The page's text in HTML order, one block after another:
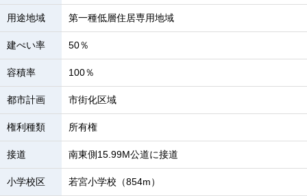
用途地域 第一種低層住居専用地域
建ぺい率 50％
容積率 100％
都市計画 市街化区域
権利種類 所有権
接道 南東側15.99M公道に接道
小学校区 若宮小学校（854m）